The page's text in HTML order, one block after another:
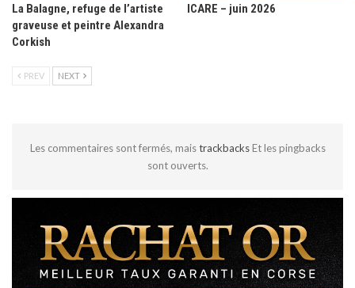
La Balagne, refuge de l’artiste
graveuse et peintre Alexandra
Corkish
ICARE – juin 2026
PREV NEXT
Les commentaires sont fermés, maistrackbacks Et les pingbacks
sont ouverts.